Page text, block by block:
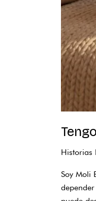
Historias
Soy Moli